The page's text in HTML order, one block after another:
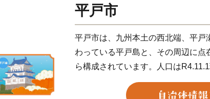
平戸市
平戸市は、九州本土の西北端、平戸
わっている平戸島と、その周辺に
ら構成されています。人口は
ツノオトシゴ」にも似ており、北は